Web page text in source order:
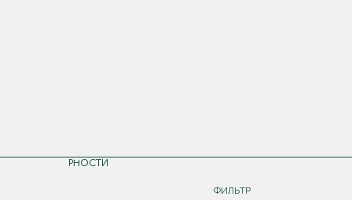
ПО ПОПУЛЯРНОСТИ
ФИЛЬТР